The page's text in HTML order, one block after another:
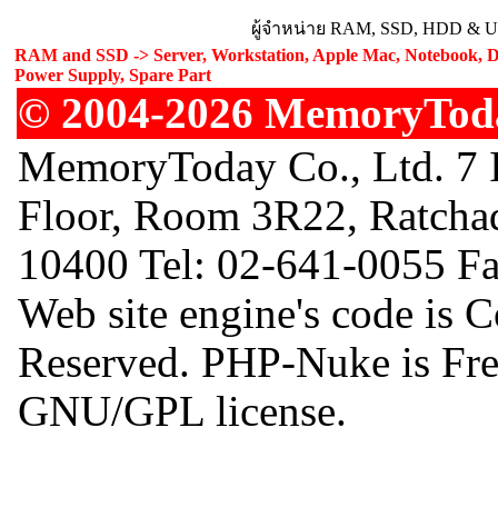
ผู้จำหน่าย RAM, SSD, HDD &
RAM and SSD -> Server, Workstation, Apple Mac, Notebook,
Power Supply, Spare Part
© 2004-2026
MemoryToday Co., Ltd.
Floor, Room 3R22,
10400 Tel: 02-641-0055
Web site engine's code is
Reserved. PHP-Nuke is
GNU/GPL license.